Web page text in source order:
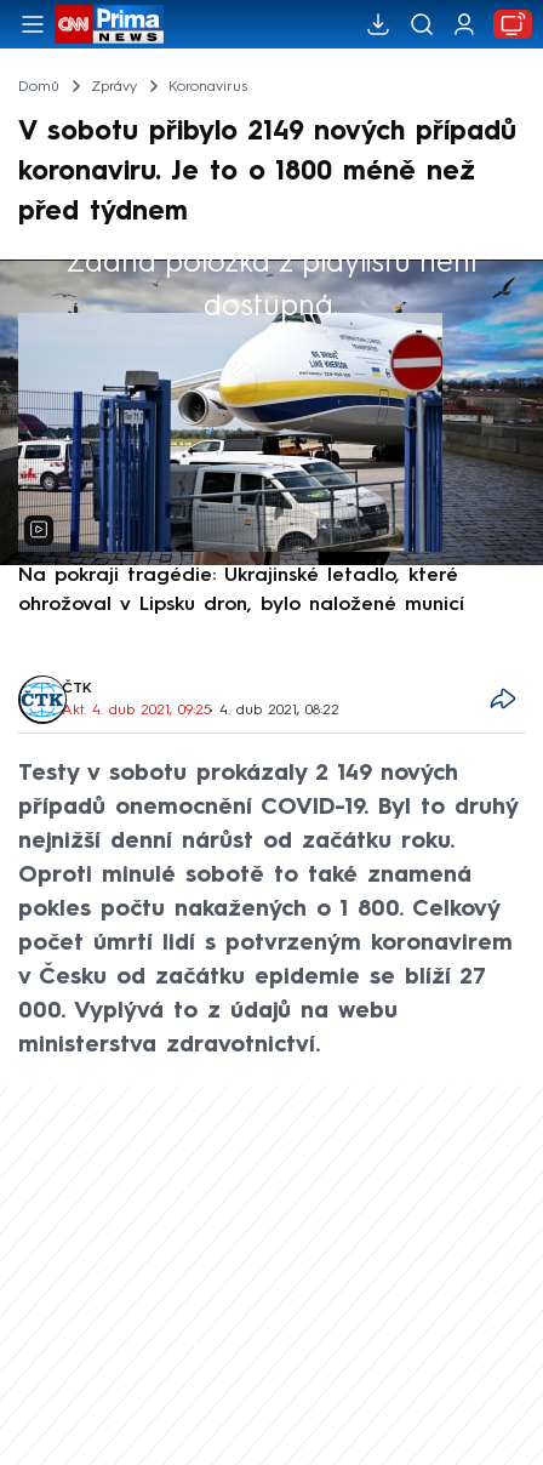
Domů Zprávy Koronavirus
V sobotu přibylo 2149 nových případů
koronaviru. Je to o 1800 méně než
před týdnem
Žádná položka z playlistu není
dostupná.
Výběr redakce
Na pokraji tragédie: Ukrajinské letadlo, které
ohrožoval v Lipsku dron, bylo naložené municí
ČTK
Akt. 4. dub 2021, 09:25• 4. dub 2021, 08:22
Testy v sobotu prokázaly 2 149 nových
případů onemocnění COVID-19. Byl to druhý
nejnižší denní nárůst od začátku roku.
Oproti minulé sobotě to také znamená
pokles počtu nakažených o 1 800. Celkový
počet úmrtí lidí s potvrzeným koronavirem
v Česku od začátku epidemie se blíží 27
000. Vyplývá to z údajů na webu
ministerstva zdravotnictví.